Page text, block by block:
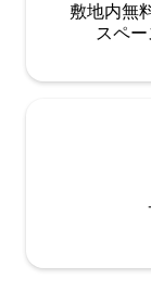
敷地内無
ス⁠ペ⁠ー⁠